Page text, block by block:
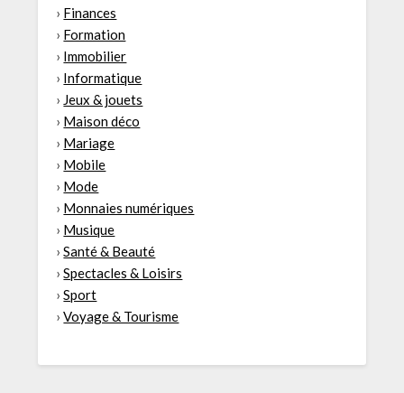
› Finances
› Formation
› Immobilier
› Informatique
› Jeux & jouets
› Maison déco
› Mariage
› Mobile
› Mode
› Monnaies numériques
› Musique
›Santé & Beauté
›Spectacles & Loisirs
›Sport
›Voyage & Tourisme